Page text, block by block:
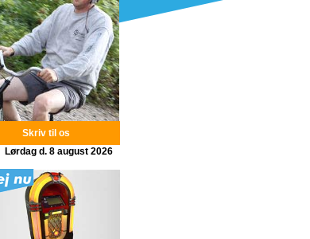
Skriv til os
Lørdag d. 8 august 2026